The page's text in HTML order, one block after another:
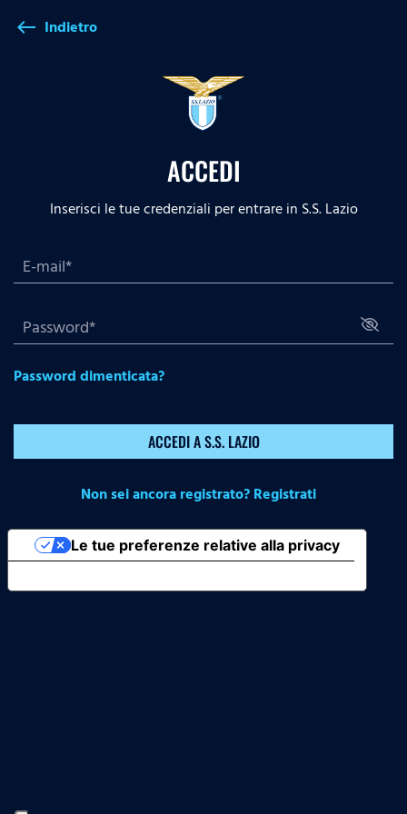
west Indietro
ACCEDI
Inserisci le tue credenziali per entrare in S.S. Lazio
Password dimenticata?
ACCEDI A S.S. LAZIO
Non sei ancora registrato? Registrati
Le tue preferenze relative alla privacy